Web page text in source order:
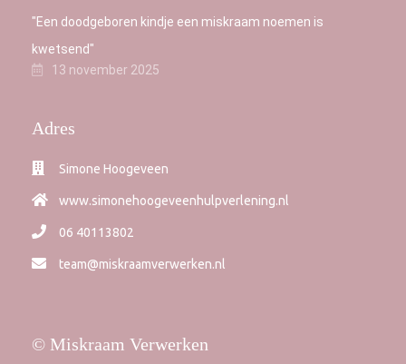
"Een doodgeboren kindje een miskraam noemen is
kwetsend"
13 november 2025
Adres
Simone Hoogeveen
www.simonehoogeveenhulpverlening.nl
06 40113802
team@miskraamverwerken.nl
© Miskraam Verwerken